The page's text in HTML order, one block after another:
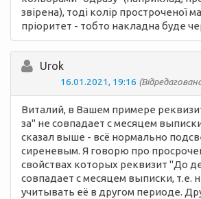
звірена), тоді колір простроченої
пріоритет - тобто накладна буде
Urok
16.01.2021, 19:16
Виталий, в Вашем примере
за" не совпадает с месяцем
сказал выше - всё нормально
сиреневым. Я говорю про
свойствах которых реквизит "До
совпадает с месяцем выписки, т.е.
учитывать её в другом периоде.